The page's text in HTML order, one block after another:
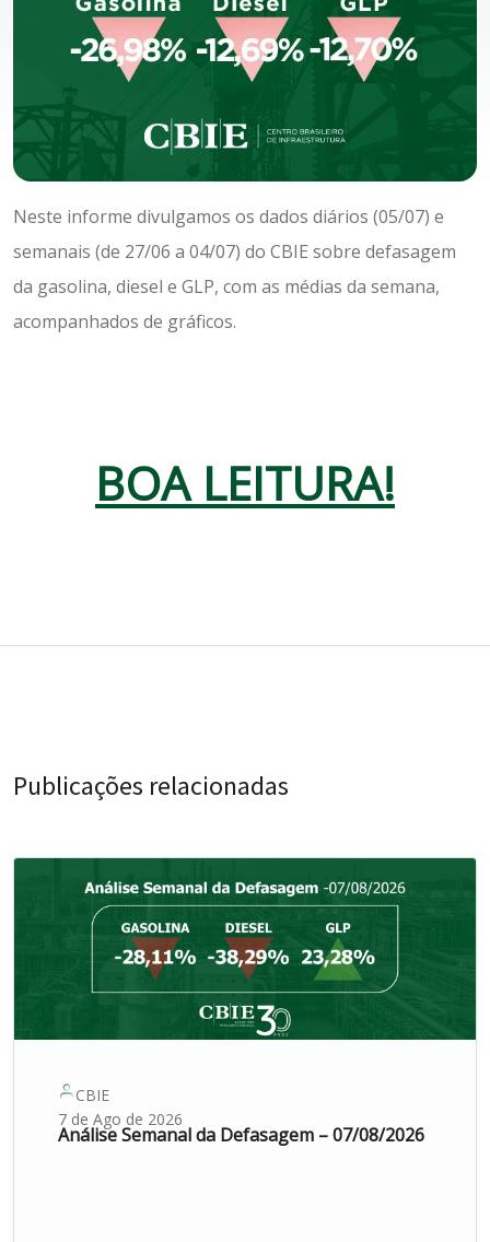
Neste informe divulgamos os dados diários (05/07) e
semanais (de 27/06 a 04/07) do CBIE sobre defasagem
da gasolina, diesel e GLP, com as médias da semana,
acompanhados de gráficos.
BOA LEITURA!
Publicações relacionadas
CBIE
7 de Ago de 2026
Análise Semanal da Defasagem – 07/08/2026